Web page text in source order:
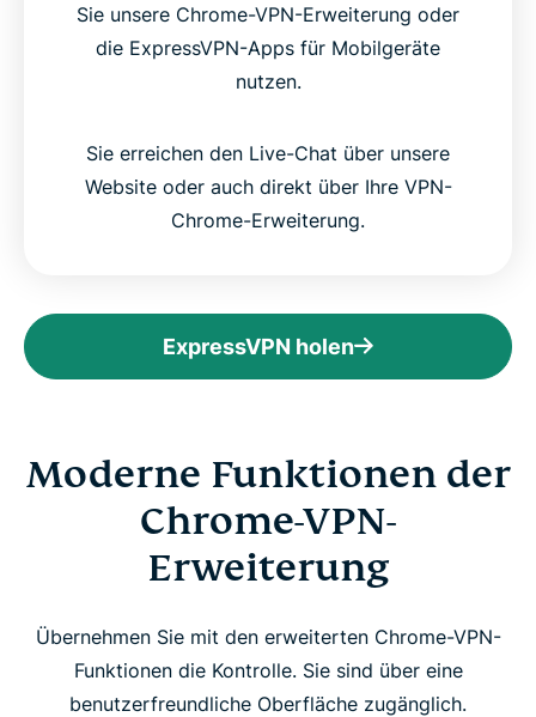
Sie unsere Chrome-VPN-Erweiterung oder
die ExpressVPN-Apps für Mobilgeräte
nutzen.
Sie erreichen den Live-Chat über unsere
Website oder auch direkt über Ihre VPN-
Chrome-Erweiterung.
ExpressVPN holen
Moderne Funktionen der
Chrome-VPN-
Erweiterung
Übernehmen Sie mit den erweiterten Chrome-VPN-
Funktionen die Kontrolle. Sie sind über eine
benutzerfreundliche Oberfläche zugänglich.